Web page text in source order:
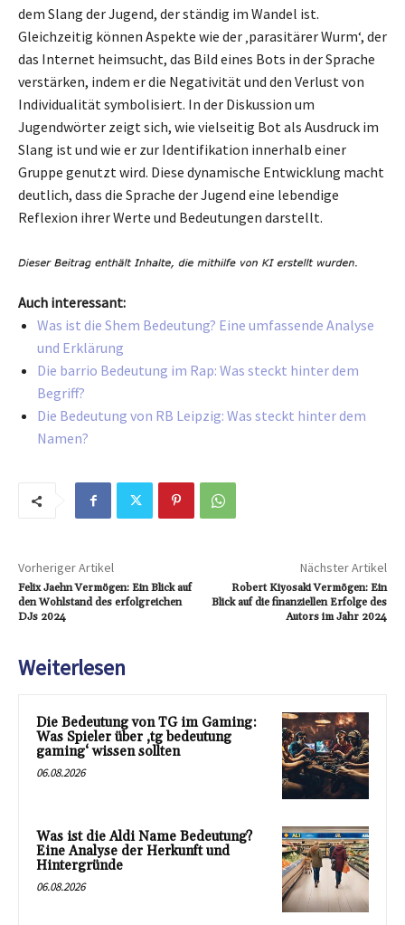
dem Slang der Jugend, der ständig im Wandel ist.
Gleichzeitig können Aspekte wie der ‚parasitärer Wurm‘, der
das Internet heimsucht, das Bild eines Bots in der Sprache
verstärken, indem er die Negativität und den Verlust von
Individualität symbolisiert. In der Diskussion um
Jugendwörter zeigt sich, wie vielseitig Bot als Ausdruck im
Slang ist und wie er zur Identifikation innerhalb einer
Gruppe genutzt wird. Diese dynamische Entwicklung macht
deutlich, dass die Sprache der Jugend eine lebendige
Reflexion ihrer Werte und Bedeutungen darstellt.
Auch interessant:
Was ist die Shem Bedeutung? Eine umfassende Analyse
und Erklärung
Die barrio Bedeutung im Rap: Was steckt hinter dem
Begriff?
Die Bedeutung von RB Leipzig: Was steckt hinter dem
Namen?
Vorheriger Artikel
Felix Jaehn Vermögen: Ein Blick auf
den Wohlstand des erfolgreichen
DJs 2024
Nächster Artikel
Robert Kiyosaki Vermögen: Ein
Blick auf die finanziellen Erfolge des
Autors im Jahr 2024
Weiterlesen
Die Bedeutung von TG im Gaming:
Was Spieler über ‚tg bedeutung
gaming‘ wissen sollten
06.08.2026
Was ist die Aldi Name Bedeutung?
Eine Analyse der Herkunft und
Hintergründe
06.08.2026